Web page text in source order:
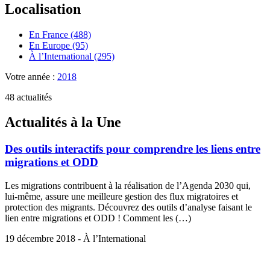
Localisation
En France (488)
En Europe (95)
À l’International (295)
Votre année : 2018
48 actualités
Actualités à la Une
Des outils interactifs pour comprendre les liens entre
migrations et ODD
Les migrations contribuent à la réalisation de l’Agenda 2030 qui,
lui-même, assure une meilleure gestion des flux migratoires et
protection des migrants. Découvrez des outils d’analyse faisant le
lien entre migrations et ODD ! Comment les (…)
19 décembre 2018 - À l’International